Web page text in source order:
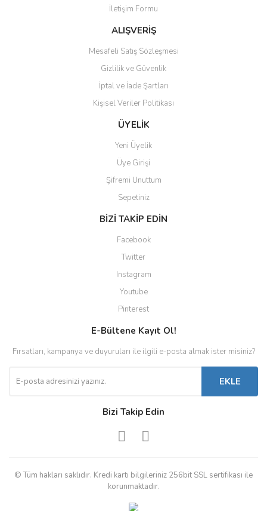
İletişim Formu
ALIŞVERİŞ
Mesafeli Satış Sözleşmesi
Gizlilik ve Güvenlik
İptal ve İade Şartları
Kişisel Veriler Politikası
ÜYELİK
Yeni Üyelik
Üye Girişi
Şifremi Unuttum
Sepetiniz
BİZİ TAKİP EDİN
Facebook
Twitter
Instagram
Youtube
Pinterest
E-Bültene Kayıt Ol!
Fırsatları, kampanya ve duyuruları ile ilgili e-posta almak ister misiniz?
EKLE
Bizi Takip Edin
© Tüm hakları saklıdır. Kredi kartı bilgileriniz 256bit SSL sertifikası ile
korunmaktadır.